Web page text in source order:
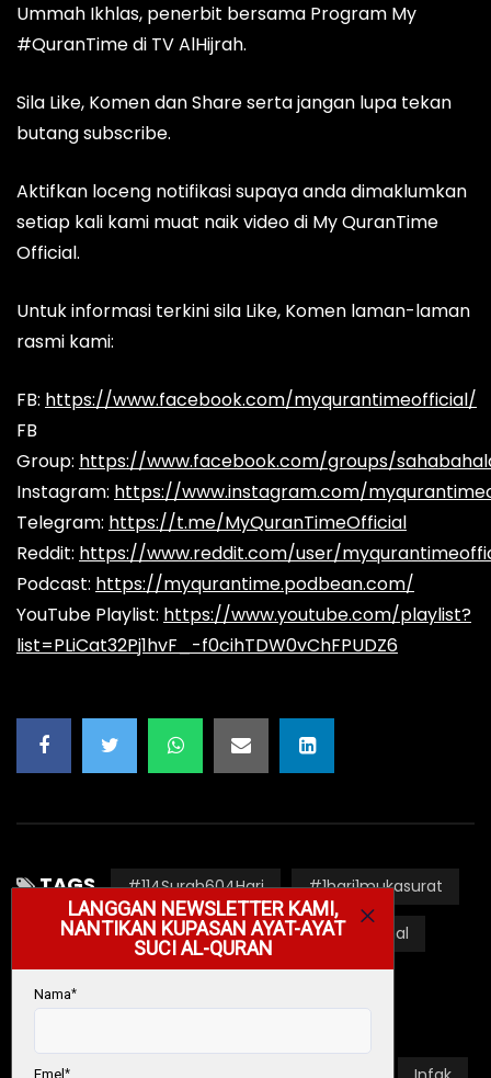
Ummah Ikhlas, penerbit bersama Program My
#QuranTime di TV AlHijrah.
Sila Like, Komen dan Share serta jangan lupa tekan
butang subscribe.
Aktifkan loceng notifikasi supaya anda dimaklumkan
setiap kali kami muat naik video di My QuranTime
Official.
Untuk informasi terkini sila Like, Komen laman-laman
rasmi kami:
FB: https://www.facebook.com/myqurantimeofficial/
FB
Group: https://www.facebook.com/groups/
Instagram: https://www.instagram.com/
Telegram: https://t.me/MyQuranTimeOfficial
Reddit: https://www.reddit.com/user/
Podcast: https://myqurantime.podbean.com/
YouTube Playlist: https://www.youtube.com/playlist?
list=PLiCat32Pj1hvF_-f0cihTDW0vChFPUDZ6
TAGS #114Surah604Hari #1hari1mukasurat
#AlQuranMukjizatAgung #BacaFahamAmal